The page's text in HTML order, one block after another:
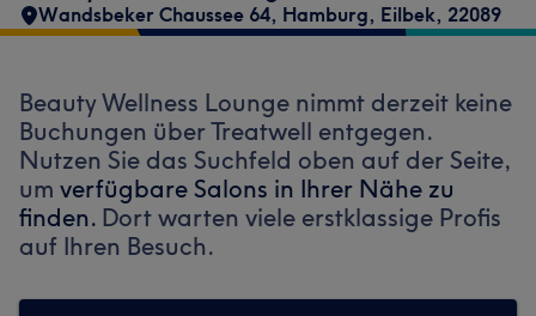
Wandsbeker Chaussee 64, Hamburg, Eilbek, 22089
Beauty Wellness Lounge nimmt derzeit keine
Buchungen über Treatwell entgegen.
Nutzen Sie das Suchfeld oben auf der Seite,
um verfügbare Salons in Ihrer Nähe zu
finden. Dort warten viele erstklassige Profis
auf Ihren Besuch.